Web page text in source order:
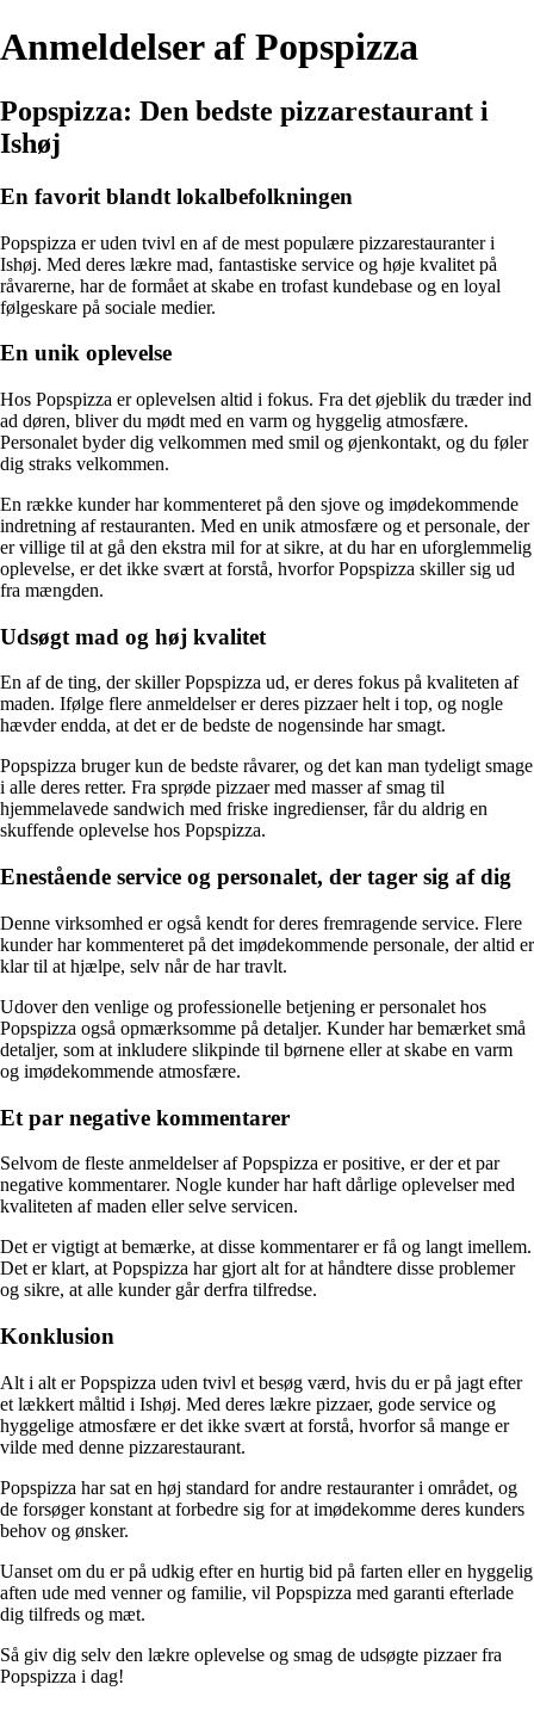
Anmeldelser af Popspizza
Popspizza: Den bedste pizzarestaurant i
Ishøj
En favorit blandt lokalbefolkningen
Popspizza er uden tvivl en af de mest populære pizzarestauranter i
Ishøj. Med deres lækre mad, fantastiske service og høje kvalitet på
råvarerne, har de formået at skabe en trofast kundebase og en loyal
følgeskare på sociale medier.
En unik oplevelse
Hos Popspizza er oplevelsen altid i fokus. Fra det øjeblik du træder ind
ad døren, bliver du mødt med en varm og hyggelig atmosfære.
Personalet byder dig velkommen med smil og øjenkontakt, og du føler
dig straks velkommen.
En række kunder har kommenteret på den sjove og imødekommende
indretning af restauranten. Med en unik atmosfære og et personale, der
er villige til at gå den ekstra mil for at sikre, at du har en uforglemmelig
oplevelse, er det ikke svært at forstå, hvorfor Popspizza skiller sig ud
fra mængden.
Udsøgt mad og høj kvalitet
En af de ting, der skiller Popspizza ud, er deres fokus på kvaliteten af
maden. Ifølge flere anmeldelser er deres pizzaer helt i top, og nogle
hævder endda, at det er de bedste de nogensinde har smagt.
Popspizza bruger kun de bedste råvarer, og det kan man tydeligt smage
i alle deres retter. Fra sprøde pizzaer med masser af smag til
hjemmelavede sandwich med friske ingredienser, får du aldrig en
skuffende oplevelse hos Popspizza.
Enestående service og personalet, der tager sig af dig
Denne virksomhed er også kendt for deres fremragende service. Flere
kunder har kommenteret på det imødekommende personale, der altid er
klar til at hjælpe, selv når de har travlt.
Udover den venlige og professionelle betjening er personalet hos
Popspizza også opmærksomme på detaljer. Kunder har bemærket små
detaljer, som at inkludere slikpinde til børnene eller at skabe en varm
og imødekommende atmosfære.
Et par negative kommentarer
Selvom de fleste anmeldelser af Popspizza er positive, er der et par
negative kommentarer. Nogle kunder har haft dårlige oplevelser med
kvaliteten af maden eller selve servicen.
Det er vigtigt at bemærke, at disse kommentarer er få og langt imellem.
Det er klart, at Popspizza har gjort alt for at håndtere disse problemer
og sikre, at alle kunder går derfra tilfredse.
Konklusion
Alt i alt er Popspizza uden tvivl et besøg værd, hvis du er på jagt efter
et lækkert måltid i Ishøj. Med deres lækre pizzaer, gode service og
hyggelige atmosfære er det ikke svært at forstå, hvorfor så mange er
vilde med denne pizzarestaurant.
Popspizza har sat en høj standard for andre restauranter i området, og
de forsøger konstant at forbedre sig for at imødekomme deres kunders
behov og ønsker.
Uanset om du er på udkig efter en hurtig bid på farten eller en hyggelig
aften ude med venner og familie, vil Popspizza med garanti efterlade
dig tilfreds og mæt.
Så giv dig selv den lækre oplevelse og smag de udsøgte pizzaer fra
Popspizza i dag!